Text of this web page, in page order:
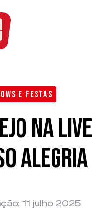
E FESTAS
na live
Alegria
11 julho 2025